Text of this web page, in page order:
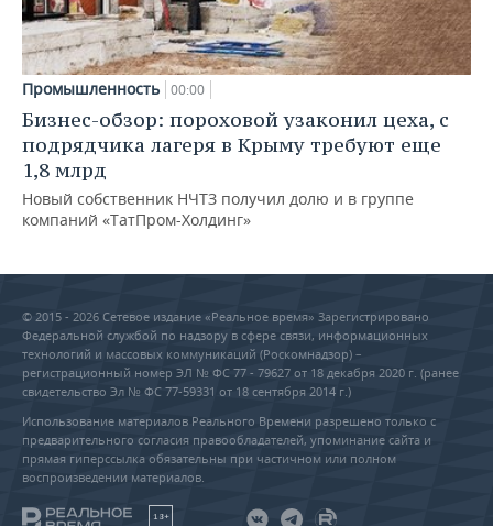
Промышленность 00:00
Бизнес-обзор: пороховой узаконил цеха, с
подрядчика лагеря в Крыму требуют еще
1,8 млрд
Новый собственник НЧТЗ получил долю и в группе
компаний «ТатПром-Холдинг»
© 2015 - 2026 Сетевое издание «Реальное время» Зарегистрировано
Федеральной службой по надзору в сфере связи, информационных
технологий и массовых коммуникаций (Роскомнадзор) –
регистрационный номер ЭЛ № ФС 77 - 79627 от 18 декабря 2020 г. (ранее
свидетельство Эл № ФС 77-59331 от 18 сентября 2014 г.)
Использование материалов Реального Времени разрешено только с
предварительного согласия правообладателей, упоминание сайта и
прямая гиперссылка обязательны при частичном или полном
воспроизведении материалов.
18+